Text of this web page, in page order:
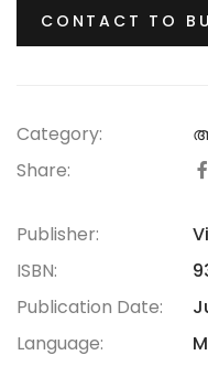
CONTACT TO
Category:
Share:
Publisher:
ISBN:
Publication Date:
Language: